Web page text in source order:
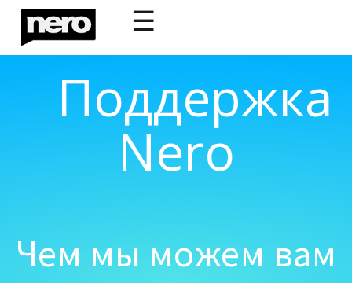
☰
Поддержка
Nero
Чем мы можем вам